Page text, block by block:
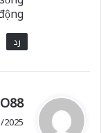
رد
ي
ق
21/11/2025